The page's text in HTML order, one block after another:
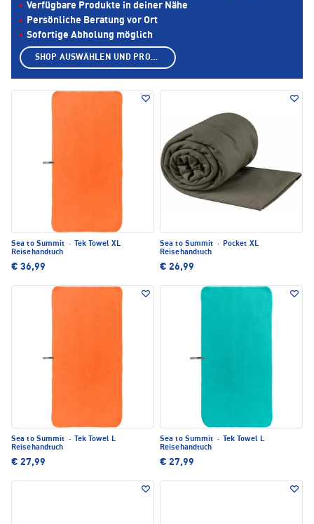
Sea to Summit ·
Tek Towel XL
Reisehandtuch
€ 36,99
Sea to Summit · Pocket XL
Reisehandtuch
€ 26,99
Sea to Summit ·
Tek Towel L
Reisehandtuch
€ 27,99
Sea to Summit ·
Tek Towel L
Reisehandtuch
€ 27,99
Verfügbare Produkte in deiner Nähe
Persönliche Beratung vor Ort
Sofortige Abholung möglich
SHOP AUSWÄHLEN UND PRODUKTE ANZEIGEN